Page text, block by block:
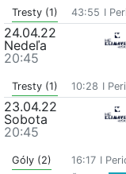
Tresty (1) 43:55 I
24.04.22
Nedeľa
20:45
Tresty (1) 10:28 I
23.04.22
Sobota
20:45
Góly (2) 16:17 I